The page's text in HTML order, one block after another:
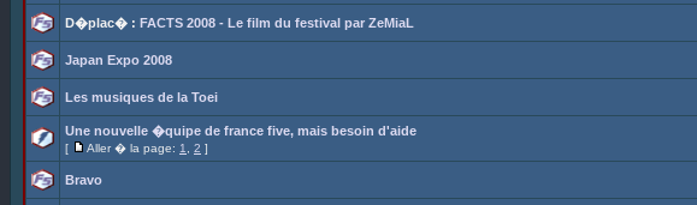
D�plac� : FACTS 2008 - Le film du festival par ZeMiaL
Japan Expo 2008
Les musiques de la Toei
Une nouvelle �quipe de france five, mais besoin d'aide
[ Aller � la page: 1 2 ]
Bravo